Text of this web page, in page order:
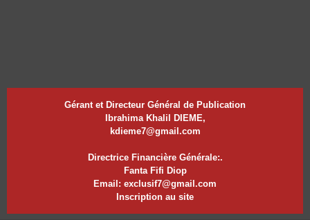
Gérant et Directeur Général de Publication
Ibrahima Khalil DIEME,
kdieme7@gmail.com
Directrice Financière Générale:.
Fanta Fifi Diop
Email: exclusif7@gmail.com
Inscription au site